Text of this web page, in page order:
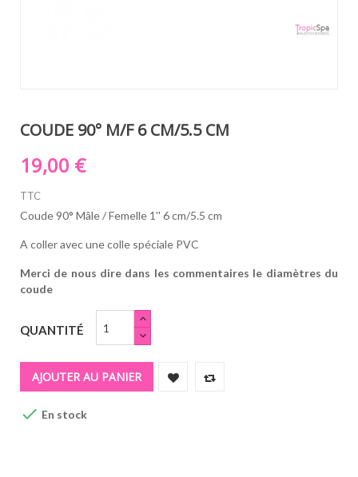
COUDE 90° M/F 6 CM/5.5 CM
19,00 €
TTC
Coude 90° Mâle / Femelle 1'' 6 cm/5.5 cm
A coller avec une colle spéciale PVC
Merci de nous dire dans les commentaires le diamètres du
coude
QUANTITÉ
AJOUTER AU PANIER
 En stock